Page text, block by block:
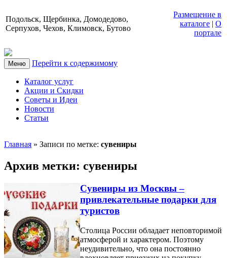
Подольск, Щербинка, Домодедово,
Серпухов, Чехов, Климовск, Бутово
Размещение в
каталоге | О
портале
Меню Перейти к содержимому
Каталог услуг
Акции и Скидки
Советы и Идеи
Новости
Статьи
Главная » Записи по метке: сувениры
Архив метки: сувениры
Сувениры из Москвы –
привлекательные подарки для
туристов
Столица России обладает неповторимой
атмосферой и характером. Поэтому
неудивительно, что она постоянно